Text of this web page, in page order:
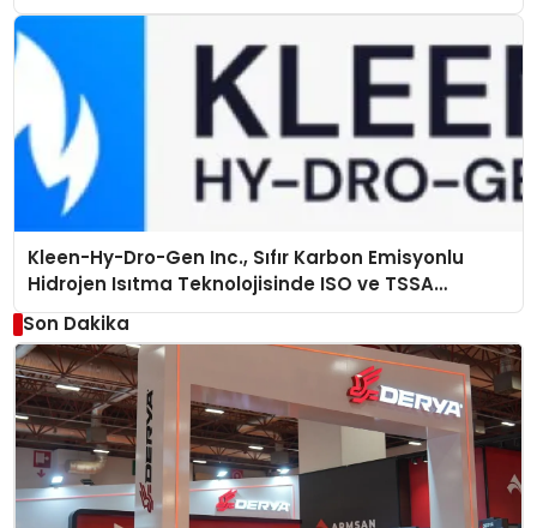
Kleen-Hy-Dro-Gen Inc., Sıfır Karbon Emisyonlu
Hidrojen Isıtma Teknolojisinde ISO ve TSSA
Düzenleyici Onaylarını Aldı
Son Dakika